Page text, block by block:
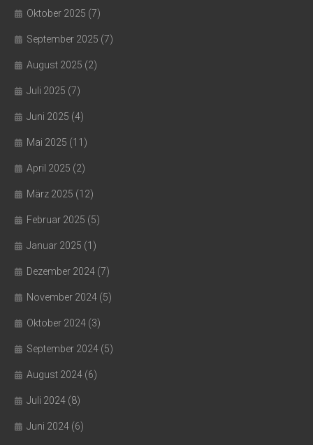
Oktober 2025 (7)
September 2025 (7)
August 2025 (2)
Juli 2025 (7)
Juni 2025 (4)
Mai 2025 (11)
April 2025 (2)
März 2025 (12)
Februar 2025 (5)
Januar 2025 (1)
Dezember 2024 (7)
November 2024 (5)
Oktober 2024 (3)
September 2024 (5)
August 2024 (6)
Juli 2024 (8)
Juni 2024 (6)